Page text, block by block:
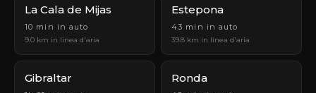
La Cala de Mijas
10 min in auto
9.0 km in linea d'aria
Estepona
43 min in auto
39.8 km in linea d'aria
Gibraltar Ronda